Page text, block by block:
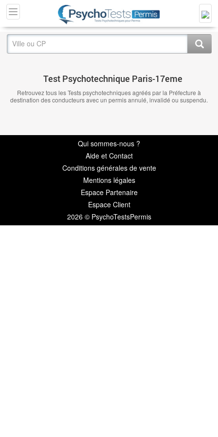
Test Psychotechnique Paris-17eme
Retrouvez tous les Tests psychotechniques agréés par la Préfecture à
destination des conducteurs avec un permis annulé, invalidé ou suspendu.
Qui sommes-nous ?
Aide et Contact
Conditions générales de vente
Mentions légales
Espace Partenaire
Espace Client
2026 © PsychoTestsPermis